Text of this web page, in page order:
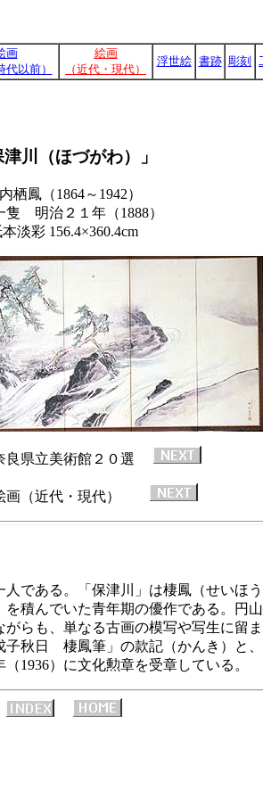
画
代以前）
絵画
（近代・現代）
浮世絵 書跡 彫刻
津川（ほづがわ）」
栖鳳（1864～1942）
隻 明治２１年（1888）
淡彩 156.4×360.4cm
県立美術館２０選
画（近代・現代）
である。「保津川」は棲鳳（せいほ
積んでいた青年期の優作である。円
らも、単なる古画の模写や写生に留
秋日 棲鳳筆」の款記（かんき）と
1936）に文化勲章を受章している。